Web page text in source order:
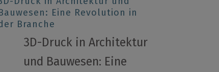
Eine Revolution in
Branche
3D-Druck in Architektur
und Bauwesen: Eine